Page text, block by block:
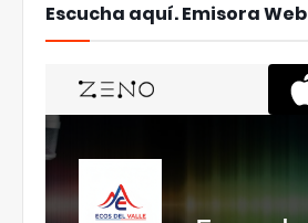
Escucha aquí. Emisora Web